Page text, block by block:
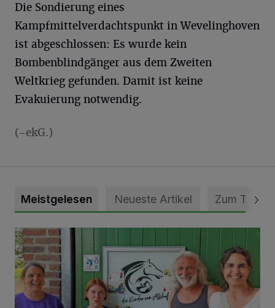
Die Sondierung eines
Kampfmittelverdachtspunkt in Wevelinghoven
ist abgeschlossen: Es wurde kein
Bombenblindgänger aus dem Zweiten
Weltkrieg gefunden. Damit ist keine
Evakuierung notwendig.
(-ekG.)
Meistgelesen Neueste Artikel Zum Thema
Vorbildlicher Einsatz für den Artenschutz gewürdigt